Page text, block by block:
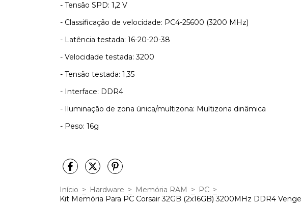
- Tensão SPD: 1,2 V
- Classificação de velocidade: PC4-25600 (3200 MHz)
- Latência testada: 16-20-20-38
- Velocidade testada: 3200
- Tensão testada: 1,35
- Interface: DDR4
- Iluminação de zona única/multizona: Multizona dinâmica
- Peso: 16g
Início > Hardware > Memória RAM > PC >
Kit Memória Para PC Corsair 32GB (2x16GB) 3200MHz DDR4